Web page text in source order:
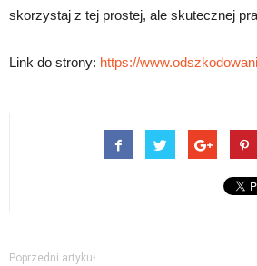
skorzystaj z tej prostej, ale skutecznej
Link do strony: https://
Poprzedni artykuł